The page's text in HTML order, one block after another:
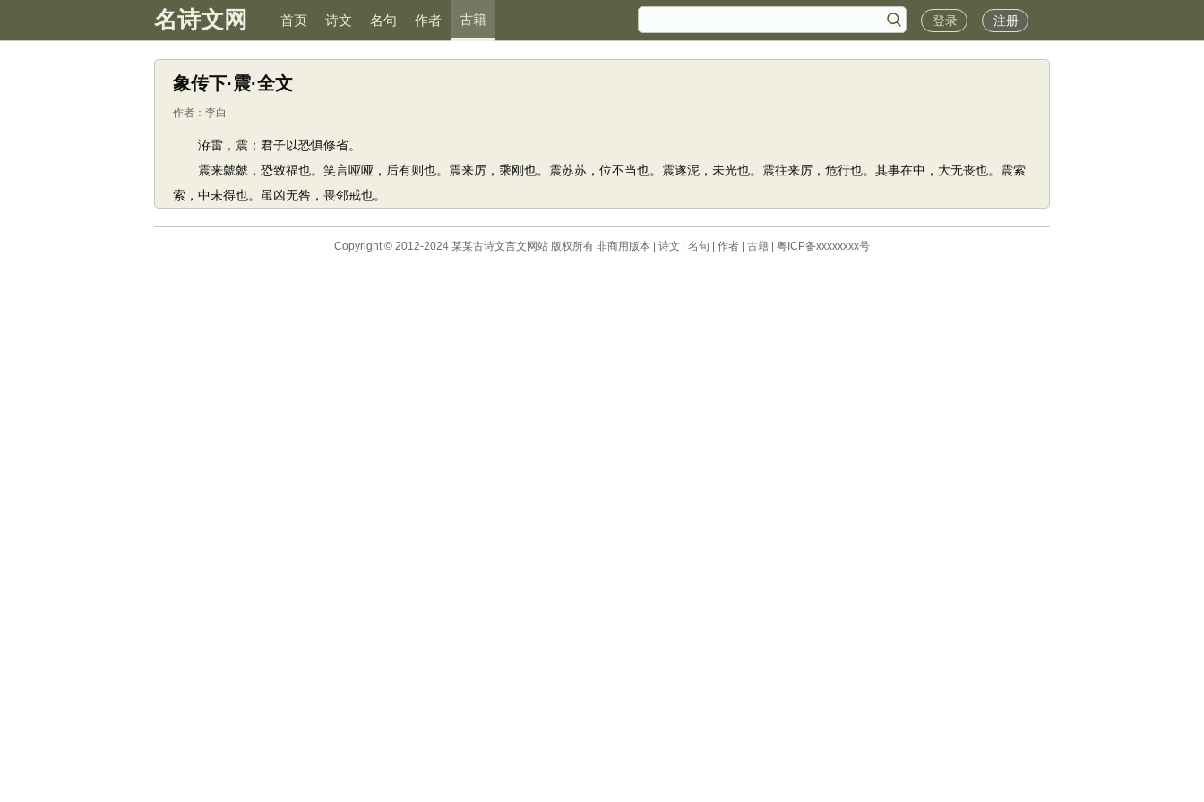
名诗文网 首页 诗文 名句 作者 古籍 登录 注册
象传下·震·全文
作者： 李白
洊雷，震；君子以恐惧修省。
震来虩虩，恐致福也。笑言哑哑，后有则也。震来厉，乘刚也。震苏苏，位不当也。震遂泥，未光也。震往来厉，危行也。其事在中，大无丧也。震索
索，中未得也。虽凶无咎，畏邻戒也。
Copyright © 2012-2024 某某古诗文言文网站 版权所有 非商用版本 | 诗文 名句 作者 古籍 粤ICP备xxxxxxxx号